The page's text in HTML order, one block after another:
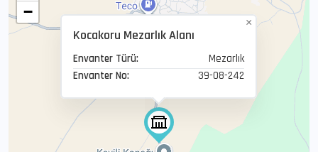
Kocakoru Mezarlık Alanı
Envanter Türü:
Mezarlık
Envanter No:
39-08-242
×
−